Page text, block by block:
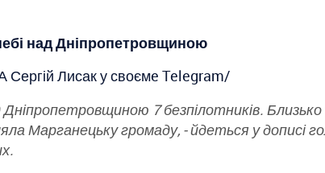
над Дніпропетровщиною
Сергій Лисак у своємe Telegram/
7 безпілотників. Близько
Марганецьку громаду, - йдеться у дописі